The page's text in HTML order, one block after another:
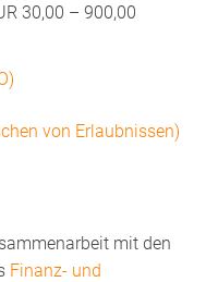
30,00 – 900,00
von Erlaubnissen)
mit den
Finanz- und